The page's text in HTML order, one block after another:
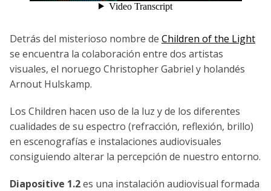
Detrás del misterioso nombre de Children of the Light
se encuentra la colaboración entre dos artistas
visuales, el noruego Christopher Gabriel y holandés
Arnout Hulskamp.
Los Children hacen uso de la luz y de los diferentes
cualidades de su espectro (refracción, reflexión, brillo)
en escenografías e instalaciones audiovisuales
consiguiendo alterar la percepción de nuestro entorno.
Diapositive 1.2es una instalación audiovisual formada